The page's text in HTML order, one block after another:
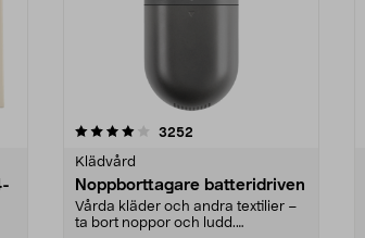
3252
Klädvård
Noppborttagare batteridriven
Vårda kläder och andra textilier –
ta bort noppor och ludd.
4.5av 5 stjärnor